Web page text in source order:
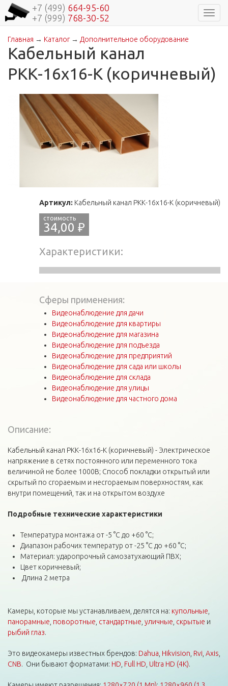
+7 (499) 664-95-60
+7 (999) 768-30-52
Вы здесь
Главная → Каталог→ Дополнительное оборудование
Кабельный канал
РКК-16х16-К (коричневый)
Артикул: Кабельный канал РКК-16х16-К (коричневый)
34,00 ₽
Характеристики
Сферы применения:
Видеонаблюдение для дачи
Видеонаблюдение для квартиры
Видеонаблюдение для магазина
Видеонаблюдение для подъезда
Видеонаблюдение для предприятий
Видеонаблюдение для сада или школы
Видеонаблюдение для склада
Видеонаблюдение для улицы
Видеонаблюдение для частного дома
Описание:
Кабельный канал РКК-16х16-К (коричневый) - Электрическое
напряжение в сетях постоянного или переменного тока
величиной не более 1000В; Способ покладки открытый или
скрытый по сгораемым и несгораемым поверхностям, как
внутри помещений, так и на открытом воздухе
Подробные технические характеристики
Температура монтажа от -5 °C до +60 °C;
Диапазон рабочих температур от -25 °C до +60 °C;
Материал: ударопрочный самозатухающий ПВХ;
Цвет коричневый;
Длина 2 метра
Камеры, которые мы устанавливаем, делятся на: купольные
панорамные поворотные стандартные уличные скрытые и
рыбий глаз.
Это видеокамеры известных брендов: Dahua Hikvision Rvi Axis
CNB. Они бывают форматами: HD Full HD Ultra HD (4K).